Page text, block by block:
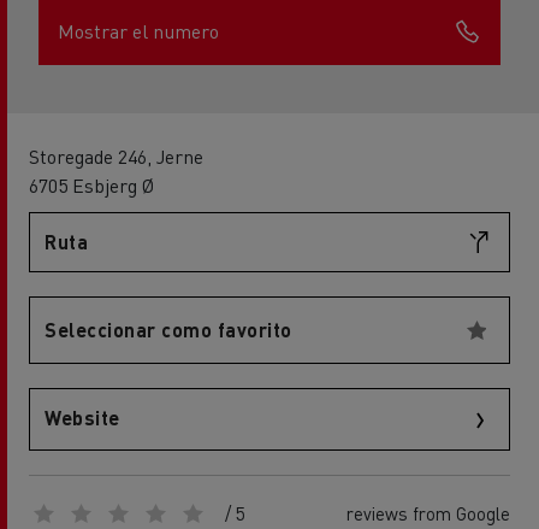
Mostrar el numero
Storegade 246, Jerne
6705 Esbjerg Ø
Ruta
Seleccionar como favorito
Website
/ 5 reviews from Google